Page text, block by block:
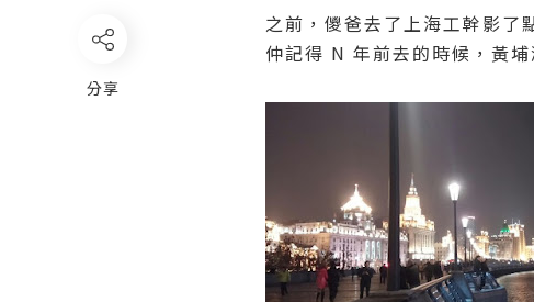
分享
之前，儍爸去了上海工幹影了
仲記得 N 年前去的時候，黃